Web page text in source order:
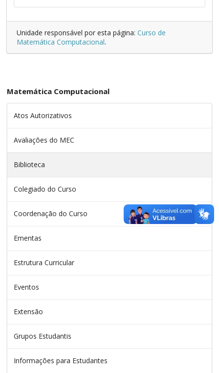
Unidade responsável por esta página: Curso de
Matemática Computacional.
Matemática Computacional
Atos Autorizativos
Avaliações do MEC
Biblioteca
Colegiado do Curso
Coordenação do Curso
Ementas
Estrutura Curricular
Eventos
Extensão
Grupos Estudantis
Informações para Estudantes